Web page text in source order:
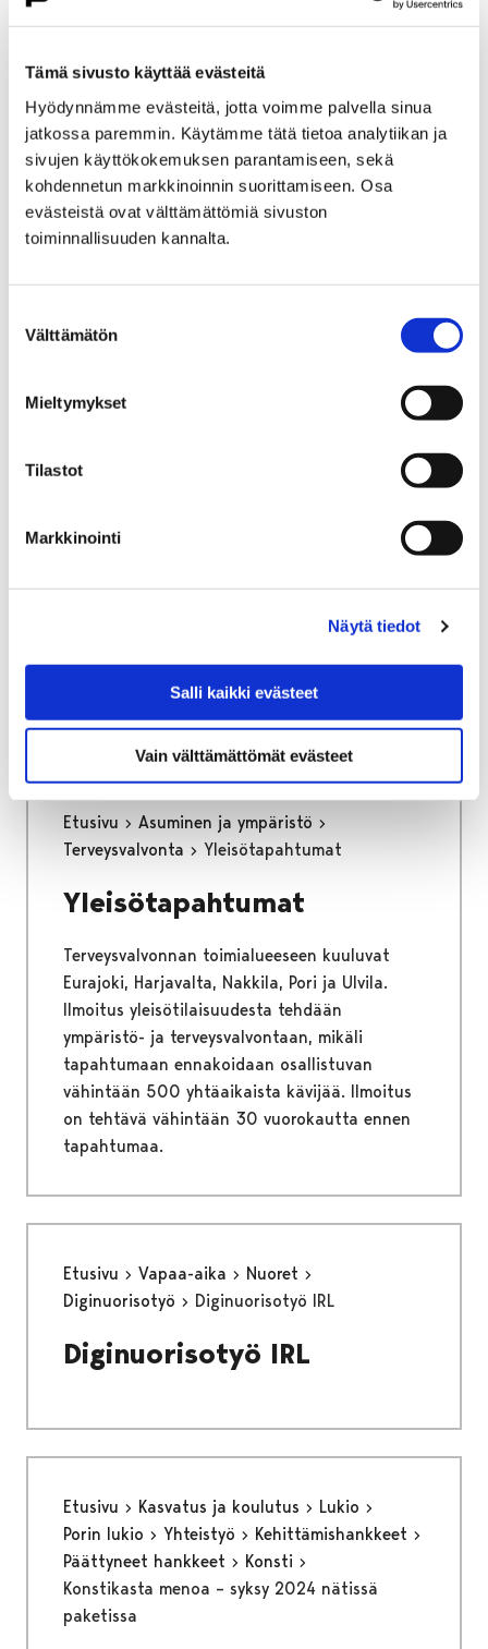
Tämä sivusto käyttää evästeitä
Hyödynnämme evästeitä, jotta voimme palvella sinua
jatkossa paremmin. Käytämme tätä tietoa analytiikan ja
sivujen käyttökokemuksen parantamiseen, sekä
kohdennetun markkinoinnin suorittamiseen. Osa
evästeistä ovat välttämättömiä sivuston
toiminnallisuuden kannalta.
valinta
Välttämätön
Mieltymykset
Tilastot
Markkinointi
Näytä tiedot
Salli kaikki evästeet
Vain välttämättömät evästeet
Etusivu Kasvatus ja koulutus
Lukio
Päättyneet hankkeet
Priima
Priima-päivä 25.8. Porissa
Priima-päivä 25.8. Porissa
Kaupunkikehitys
Liikenneverkkosuunnittelu
Porin keskustan liikenneverkkosuunnitelma on
Työssä määritetään kaikkien liikennemuotojen
aikajänteen ohjenuorana katujen
liikenneverkkosuunnitelman loppuraportin
Etusivu
Asuminen ja ympäristö
Terveysvalvonta
Yleisötapahtumat
Yleisötapahtumat
Terveysvalvonnan toimialueeseen kuuluvat
Eurajoki, Harjavalta, Nakkila, Pori ja Ulvila.
Ilmoitus yleisötilaisuudesta tehdään
ympäristö- ja terveysvalvontaan, mikäli
tapahtumaan ennakoidaan osallistuvan
vähintään 500 yhtäaikaista kävijää. Ilmoitus
on tehtävä vähintään 30 vuorokautta ennen
tapahtumaa.
Etusivu Vapaa-aika
Nuoret
Diginuorisotyö
Diginuorisotyö IRL
Diginuorisotyö IRL
Etusivu Kasvatus ja koulutus
Lukio
Porin lukio
Yhteistyö
Kehittämishankkeet
Päättyneet hankkeet
Konsti
Konstikasta menoa – syksy 2024 nätissä
paketissa